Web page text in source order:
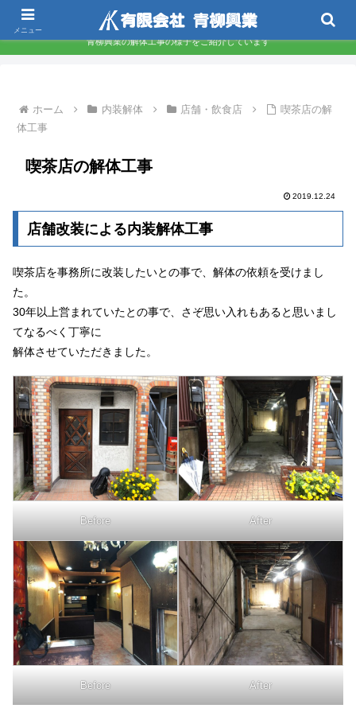
東京都墨田区 下町の解体屋さんです
青柳興業の解体工事の様子をご紹介しています
ホーム 内装解体 店舗・飲食店
喫茶店の解
体工事
喫茶店の解体工事
2019.12.24
店舗改装による内装解体工事
喫茶店を事務所に改装したいとの事で、解体の依頼を受けまし
た。
30年以上営まれていたとの事で、さぞ思い入れもあると思いまし
てなるべく丁寧に
解体させていただきました。
Before After
Before After
メニュー